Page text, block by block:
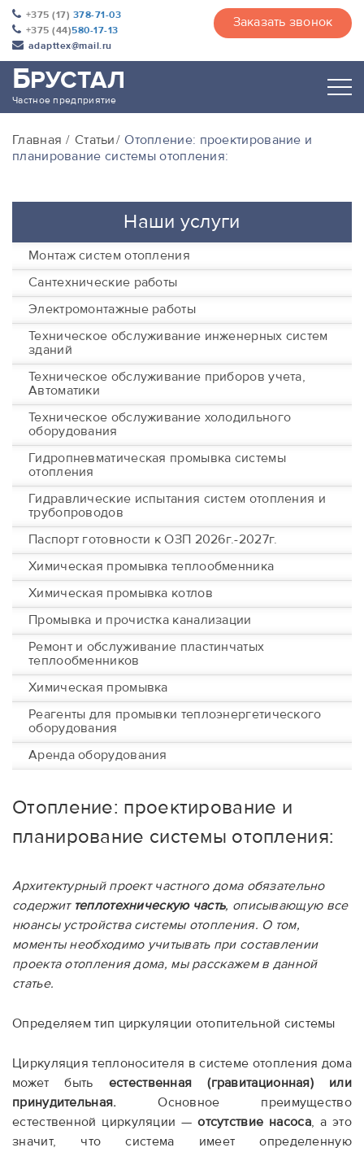
+375 (17) 378-71-03
+375 (44)580-17-13
adapttex@mail.ru
Заказать звонок
БРУСТАЛ
Частное предприятие
Главная Статьи
Отопление: проектирование и
планирование системы отопления:
Наши услуги
Монтаж систем отопления
Сантехнические работы
Электромонтажные работы
Техническое обслуживание инженерных систем
зданий
Техническое обслуживание приборов учета,
Автоматики
Техническое обслуживание холодильного
оборудования
Гидропневматическая промывка системы
отопления
Гидравлические испытания систем отопления и
трубопроводов
Паспорт готовности к ОЗП 2026г.-2027г.
Химическая промывка теплообменника
Химическая промывка котлов
Промывка и прочистка канализации
Ремонт и обслуживание пластинчатых
теплообменников
Химическая промывка
Реагенты для промывки теплоэнергетического
оборудования
Аренда оборудования
Отопление: проектирование и
планирование системы отопления:
Архитектурный проект частного дома обязательно
содержит теплотехническую часть, описывающую все
нюансы устройства системы отопления. О том,
моменты необходимо учитывать при составлении
проекта отопления дома, мы расскажем в данной
статье.
Определяем тип циркуляции отопительной системы
Циркуляция теплоносителя в системе отопления дома
может быть естественная (гравитационная) или
принудительная.Основное преимущество
естественной циркуляции —отсутствие насоса, а это
значит, что система имеет определенную